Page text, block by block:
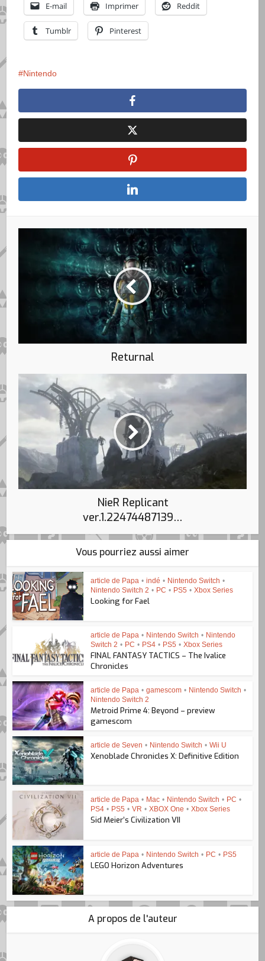
E-mail Imprimer Reddit
Tumblr Pinterest
Nintendo
Returnal
NieR Replicant
ver.1.22474487139…
Vous pourriez aussi aimer
article de Papa • indé • Nintendo Switch •
Nintendo Switch 2 • PC • PS5 • Xbox Series
Looking for Fael
article de Papa • Nintendo Switch • Nintendo
Switch 2 • PC • PS4 • PS5 • Xbox Series
FINAL FANTASY TACTICS – The Ivalice
Chronicles
article de Papa • gamescom • Nintendo Switch •
Nintendo Switch 2
Metroid Prime 4: Beyond – preview
gamescom
article de Seven • Nintendo Switch • Wii U
Xenoblade Chronicles X: Definitive Edition
article de Papa • Mac • Nintendo Switch • PC •
PS4 • PS5 • VR • XBOX One • Xbox Series
Sid Meier’s Civilization VII
article de Papa • Nintendo Switch • PC • PS5
LEGO Horizon Adventures
A propos de l'auteur